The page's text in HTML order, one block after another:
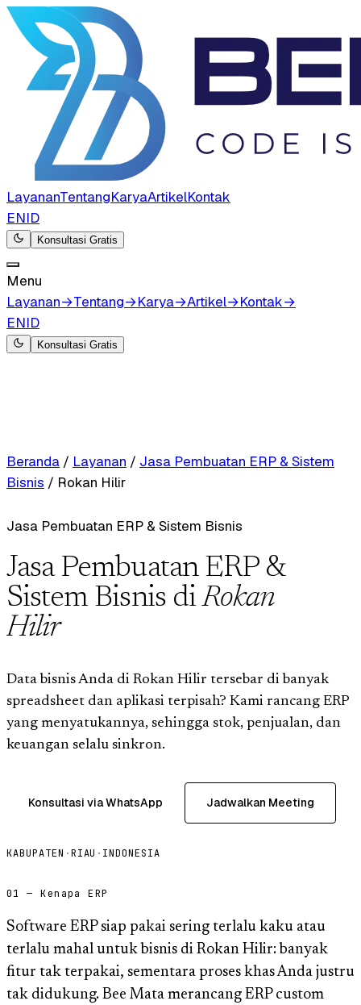
LayananTentangKaryaArtikelKontak
ENID
Konsultasi Gratis
Menu
Layanan→Tentang→Karya→Artikel→Kontak→
ENID
Konsultasi Gratis
Beranda / Layanan / Jasa Pembuatan ERP & Sistem
Bisnis / Rokan Hilir
Jasa Pembuatan ERP & Sistem Bisnis
Jasa Pembuatan ERP &
Sistem Bisnis diRokan
Hilir
Data bisnis Anda di Rokan Hilir tersebar di banyak
spreadsheet dan aplikasi terpisah? Kami rancang ERP
yang menyatukannya, sehingga stok, penjualan, dan
keuangan selalu sinkron.
Konsultasi via WhatsApp Jadwalkan Meeting
KABUPATEN ·RIAU · INDONESIA
01 — Kenapa ERP
Software ERP siap pakai sering terlalu kaku atau
terlalu mahal untuk bisnis di Rokan Hilir: banyak
fitur tak terpakai, sementara proses khas Anda justru
tak didukung. Bee Mata merancang ERP custom